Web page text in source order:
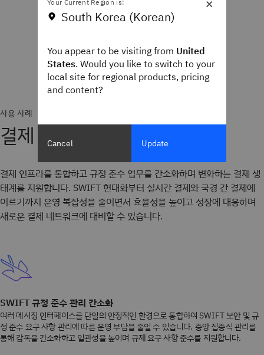
사용 사례
결제 운영 간소화 및 확장
결제 인프라를 통합하고 규정 준수 업무를 간소화하며 변화하는 결제 생
태계를 지원합니다. SWIFT 현대화부터 실시간 결제와 국경 간 결제에
이르기까지 운영 복잡성을 줄이면서 효율성을 높이고 성장에 대응하며
새로운 결제 네트워크에 대비할 수 있습니다.
SWIFT 규정 준수 관리 간소화
여러 메시징 인터페이스를 단일의 안정적인 환경으로 통합하여 SWIFT 보안 및 규
정 준수 요구 사항 관리에 따른 운영 부담을 줄일 수 있습니다. 중앙 집중식 관리를
통해 감독을 간소화하고 일관성을 높이며 규제 요구 사항 준수를 지원합니다.
Your Current Region is:
South Korea (Korean)
You appear to be visiting from United
States. Would you like to switch to your
local site for regional products, pricing
and content?
Cancel Update